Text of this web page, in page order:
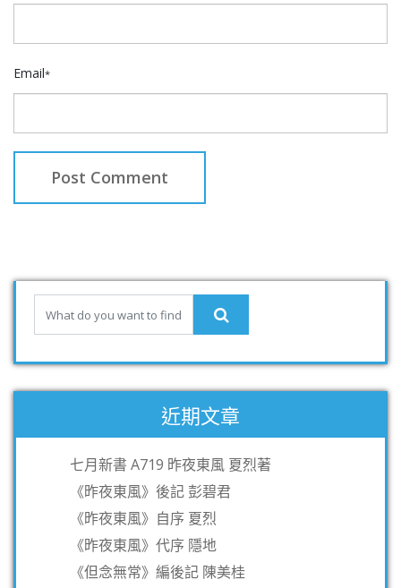
Email*
近期文章
七月新書 A719 昨夜東風 夏烈著
《昨夜東風》後記 彭碧君
《昨夜東風》自序 夏烈
《昨夜東風》代序 隱地
《但念無常》編後記 陳美桂